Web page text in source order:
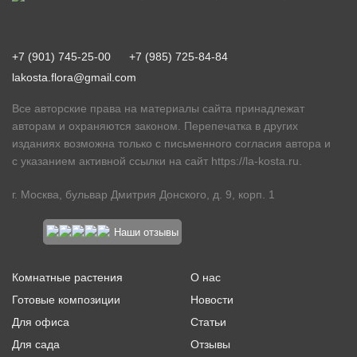
+7 (901) 745-25-00
+7 (985) 725-84-84
lakosta.flora@gmail.com
Все авторские права на материалы сайта принадлежат
авторам и охраняются законом. Перепечатка в других
изданиях возможна только с письменного согласия автора и
с указанием активной ссылки на сайт https://la-kosta.ru
г. Москва, бульвар Дмитрия Донского, д. 9, корп. 1
Наши отзывы
Комнатные растения
Готовые композиции
Для офиса
Для сада
О нас
Новости
Статьи
Отзывы